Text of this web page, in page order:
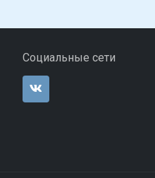
Социальные сети